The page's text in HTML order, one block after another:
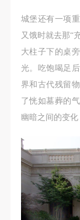
城堡还有一项
又饿时就去那“
大柱子下的桌
光。吃饱喝足
界和古代残留
了恍如墓葬的
幽暗之间的变化
活动参与者意
同意者意味着
活动前，必须
意，同时知晓
后，视作其家
我已认真阅读
活动参与者意
同意者意味着
活动前，必须
意，同时知晓
后，视作其家
我已认真阅读
活动参与者意
同意者意味着
活动前，必须
意，同时知晓
后，视作其家
我已认真阅读